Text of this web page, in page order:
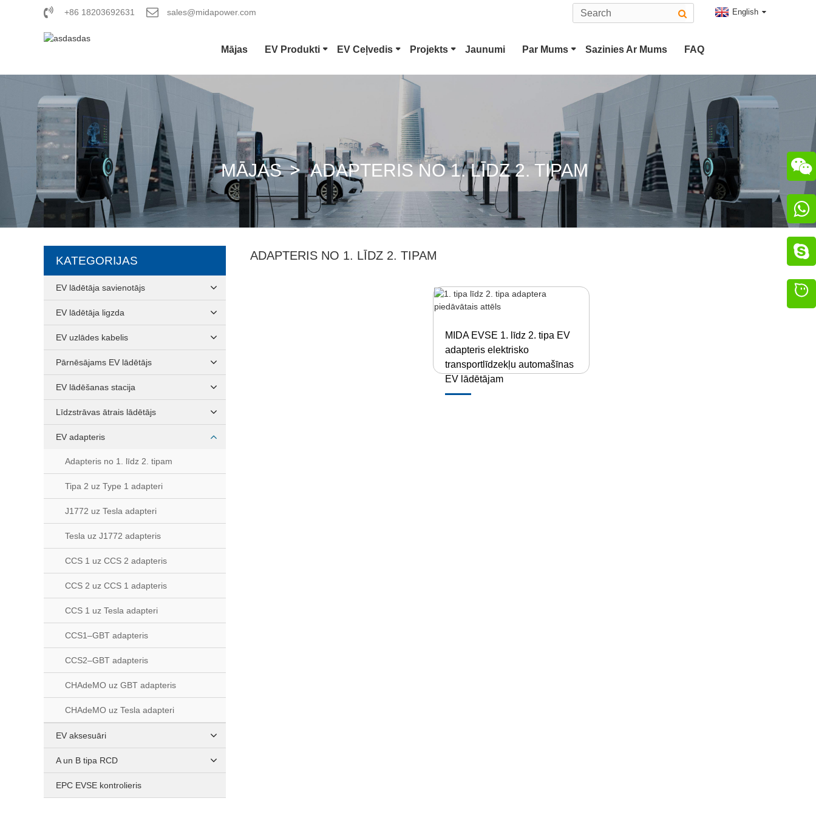
+86 18203692631 sales@midapower.com English
Mājas EV Produkti
2. Tipa EV Savienotājs
CCS Combo 1 Spraudnis CCS Combo 2 Spraudnis CHAdeMO Savienotājs
GB/T Līdzstrāvas Pistole ChaoJi Savienotājs
EV Ceļvedis Projekts Jaunumi Par Mums Sazinies Ar Mums FAQ
MĀJAS ADAPTERIS NO 1. LĪDZ 2. TIPAM
KATEGORIJAS
EV lādētāja savienotājs
EV lādētāja ligzda
EV uzlādes kabelis
Pārnēsājams EV lādētājs
EV lādēšanas stacija
Līdzstrāvas ātrais lādētājs
EV adapteris
Adapteris no 1. līdz 2. tipam
Tipa 2 uz Type 1 adapteri
J1772 uz Tesla adapteri
Tesla uz J1772 adapteris
CCS 1 uz CCS 2 adapteris
CCS 2 uz CCS 1 adapteris
CCS 1 uz Tesla adapteri
CCS1–GBT adapteris
CCS2–GBT adapteris
CHAdeMO uz GBT adapteris
CHAdeMO uz Tesla adapteri
EV aksesuāri
A un B tipa RCD
EPC EVSE kontrolieris
ADAPTERIS NO 1. LĪDZ 2. TIPAM
MIDA EVSE 1. līdz 2. tipa EV
adapteris elektrisko
transportlīdzekļu automašīnas
EV lādētājam


